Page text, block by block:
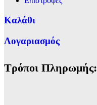
Καλάθι
Λογαριασμός
Τρόποι Πληρωμής: